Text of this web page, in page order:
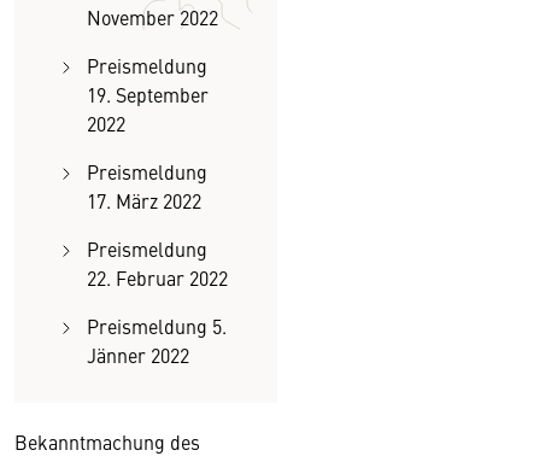
November 2022
Preismeldung
19. September
2022
Preismeldung
17. März 2022
Preismeldung
22. Februar 2022
Preismeldung 5.
Jänner 2022
Bekanntmachung des